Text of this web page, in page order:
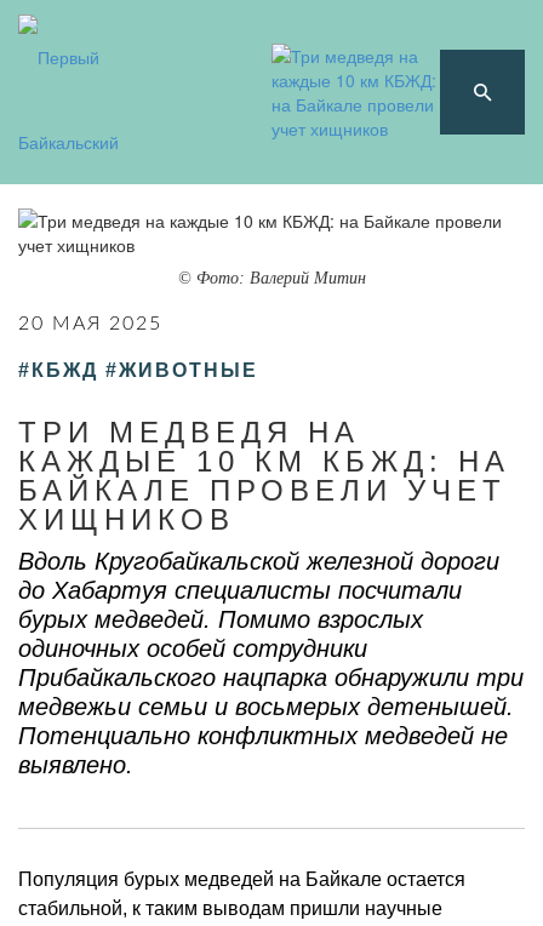
© Фото: Валерий Митин
20 МАЯ 2025
#КБЖД #ЖИВОТНЫЕ
ТРИ МЕДВЕДЯ НА
КАЖДЫЕ 10 КМ КБЖД: НА
БАЙКАЛЕ ПРОВЕЛИ УЧЕТ
ХИЩНИКОВ
Вдоль Кругобайкальской железной дороги
до Хабартуя специалисты посчитали
бурых медведей. Помимо взрослых
одиночных особей сотрудники
Прибайкальского нацпарка обнаружили три
медвежьи семьи и восьмерых детенышей.
Потенциально конфликтных медведей не
выявлено.
Популяция бурых медведей на Байкале остается
стабильной, к таким выводам пришли научные